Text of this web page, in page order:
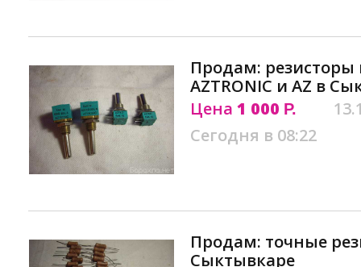
Продам:
AZTRONIC и AZ в
Цена 1 000 Р.
Сегодня в 08:22
Продам: точные
Сыктывкаре